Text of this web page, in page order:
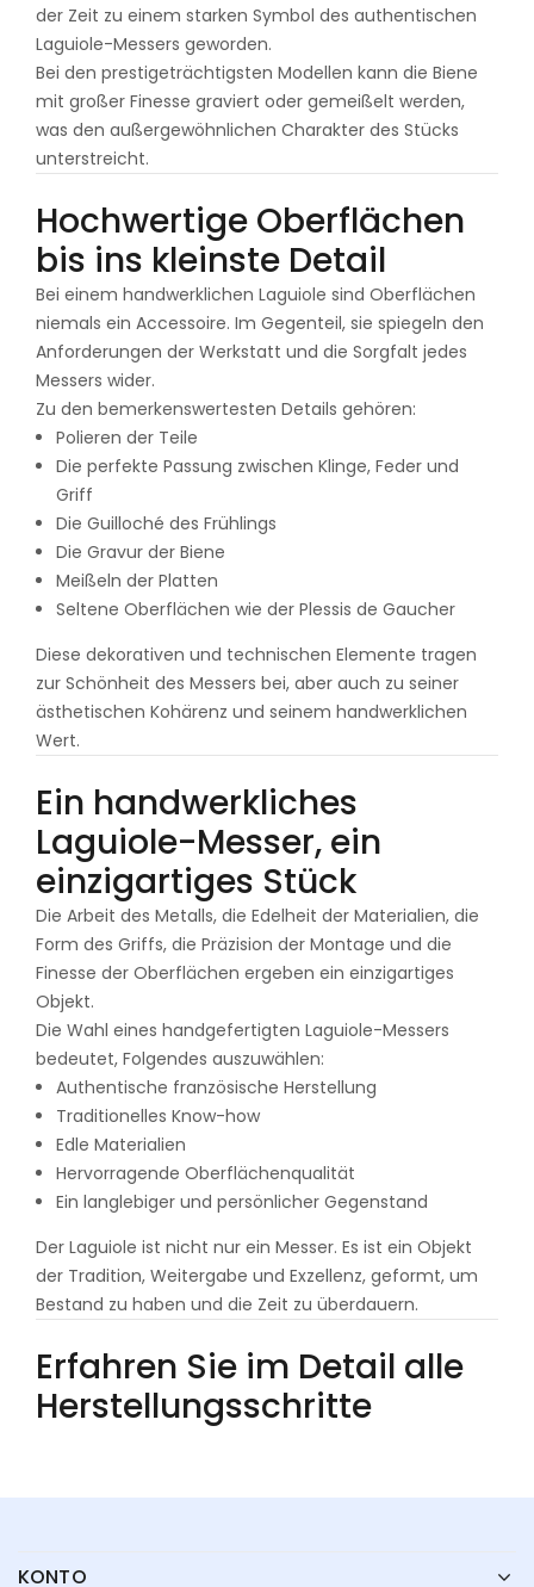
der Zeit zu einem starken Symbol des authentischen
Laguiole-Messers geworden.
Bei den prestigeträchtigsten Modellen kann die Biene
mit großer Finesse graviert oder gemeißelt werden,
was den außergewöhnlichen Charakter des Stücks
unterstreicht.
Hochwertige Oberflächen
bis ins kleinste Detail
Bei einem handwerklichen Laguiole sind Oberflächen
niemals ein Accessoire. Im Gegenteil, sie spiegeln den
Anforderungen der Werkstatt und die Sorgfalt jedes
Messers wider.
Zu den bemerkenswertesten Details gehören:
Polieren der Teile
Die perfekte Passung zwischen Klinge, Feder und
Griff
Die Guilloché des Frühlings
Die Gravur der Biene
Meißeln der Platten
Seltene Oberflächen wie der Plessis de Gaucher
Diese dekorativen und technischen Elemente tragen
zur Schönheit des Messers bei, aber auch zu seiner
ästhetischen Kohärenz und seinem handwerklichen
Wert.
Ein handwerkliches
Laguiole-Messer, ein
einzigartiges Stück
Die Arbeit des Metalls, die Edelheit der Materialien, die
Form des Griffs, die Präzision der Montage und die
Finesse der Oberflächen ergeben ein einzigartiges
Objekt.
Die Wahl eines handgefertigten Laguiole-Messers
bedeutet, Folgendes auszuwählen:
Authentische französische Herstellung
Traditionelles Know-how
Edle Materialien
Hervorragende Oberflächenqualität
Ein langlebiger und persönlicher Gegenstand
Der Laguiole ist nicht nur ein Messer. Es ist ein Objekt
der Tradition, Weitergabe und Exzellenz, geformt, um
Bestand zu haben und die Zeit zu überdauern.
Erfahren Sie im Detail alle
Herstellungsschritte
KONTO